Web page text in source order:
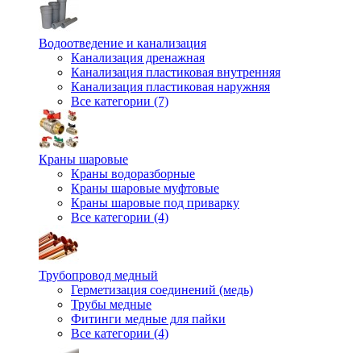
Водоотведение и канализация
Канализация дренажная
Канализация пластиковая внутренняя
Канализация пластиковая наружняя
Все категории (7)
Краны шаровые
Краны водоразборные
Краны шаровые муфтовые
Краны шаровые под приварку
Все категории (4)
Трубопровод медный
Герметизация соединений (медь)
Трубы медные
Фитинги медные для пайки
Все категории (4)